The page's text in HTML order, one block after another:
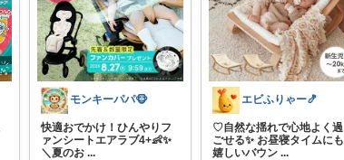
モンキーパパ🐵
快適おでかけ！ひんやりフ
ァンシートエアラブ4+👶✨ ​
＼夏のお ...
エビふりゃー🍤
♡自然な揺れで心地よく過
ごせる✨ お昼寝タイムにも
嬉しいバウン ...